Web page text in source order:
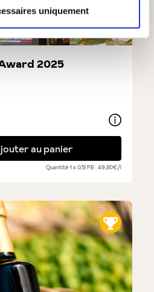
uniquement
5 étoiles
2025
2025au panier
Quantité1 x 0,5lPB : 49,80€/l